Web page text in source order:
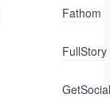
Fathom
FullStory
GetSocial